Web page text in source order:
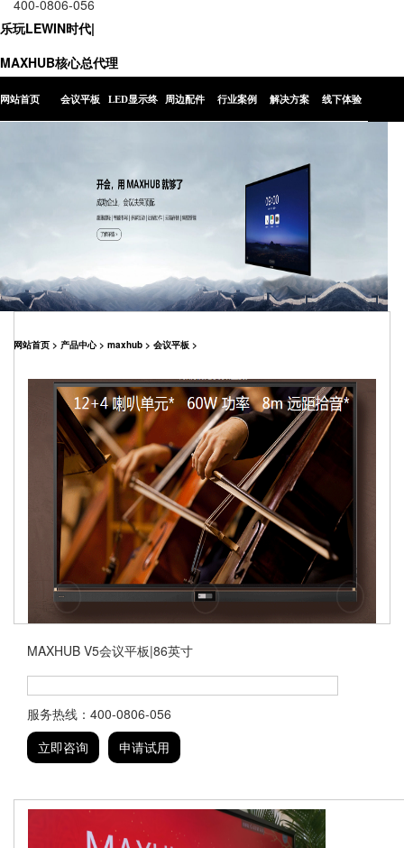
乐玩LEWIN时代|
MAXHUB核心总代理
400-0806-056
网站首页 会议平板 LED显示终 周边配件 行业案例 解决方案 线下体验
网站首页 > 产品中心> maxhub > 会议平板 >
MAXHUB V5会议平板|86英寸
服务热线：400-0806-056
立即咨询
申请试用